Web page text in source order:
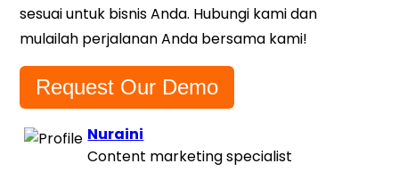
sesuai untuk bisnis Anda. Hubungi kami dan
mulailah perjalanan Anda bersama kami!
Request Our Demo
Nuraini
Content marketing specialist